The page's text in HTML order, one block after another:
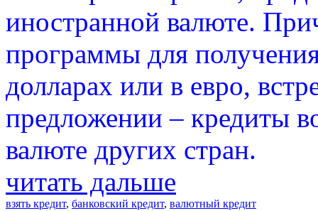
иностранной валюте.
программы для
долларах или в евро,
предложении – кредиты
валюте других стран.
читать дальше
взять кредит, банковский кредит, валютный кредит